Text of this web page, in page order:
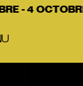
- 4